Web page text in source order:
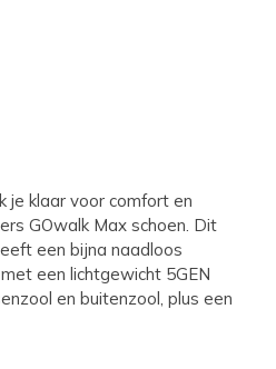
klaar voor comfort en
GOwalk Max schoen. Dit
een bijna naadloos
een lichtgewicht 5GEN
en buitenzool, plus een